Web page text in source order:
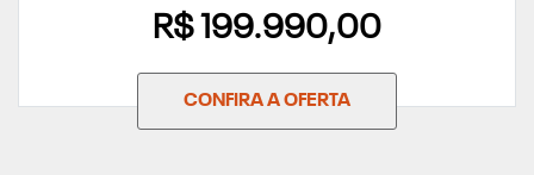
R$ 199.990,00
CONFIRA A OFERTA